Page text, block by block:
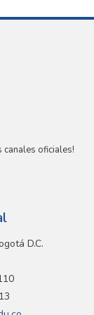
canales oficiales!
D.C.